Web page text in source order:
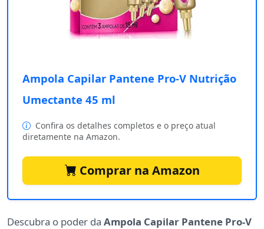
Ampola Capilar Pantene Pro-V Nutrição
Umectante 45 ml
Confira os detalhes completos e o preço atual
diretamente na Amazon.
Comprar na Amazon
Descubra o poder da Ampola Capilar Pantene Pro-V